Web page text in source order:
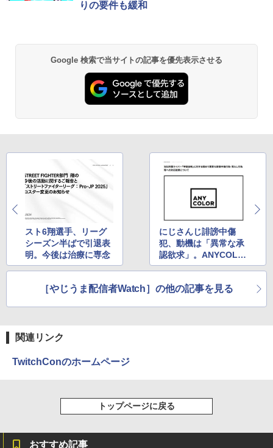
りの要件も緩和
Google 検索で当サイトの記事を優先表示させる
スト6翔選手、リーグ
シーズン半ばで引退表
明。今後は治療に専念
にじさんじ誹謗中傷
犯、動機は「異常な承
認欲求」。ANYCOLO
Rが調査結果を公表
［やじうま配信者Watch］の他の記事を見る
関連リンク
TwitchConのホームページ
トップページに戻る
おすすめ記事